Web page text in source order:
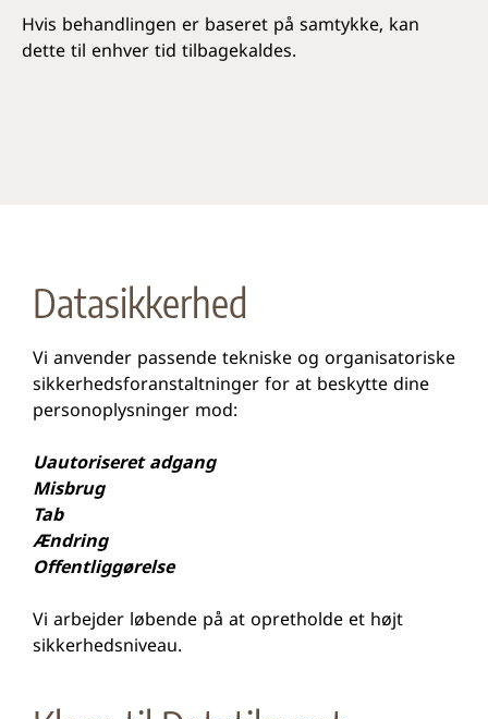
Hvis behandlingen er baseret på samtykke, kan
dette til enhver tid tilbagekaldes.
Datasikkerhed
Vi anvender passende tekniske og organisatoriske
sikkerhedsforanstaltninger for at beskytte dine
personoplysninger mod:
Uautoriseret adgang
Misbrug
Tab
Ændring
Offentliggørelse
Vi arbejder løbende på at opretholde et højt
sikkerhedsniveau.